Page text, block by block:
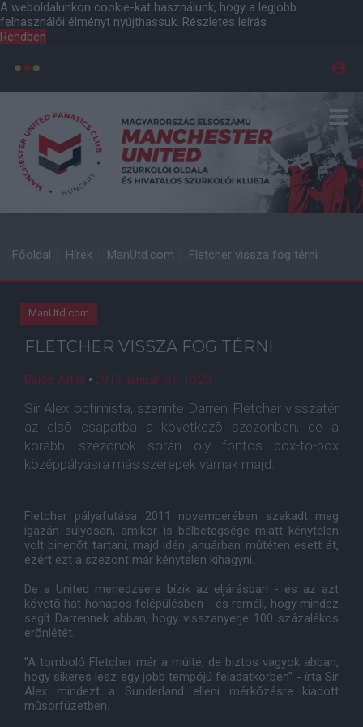
A weboldalunkon cookie-kat használunk, hogy a legjobb
felhasználói élményt nyújthassuk. Részletes leírás
Rendben
Főoldal Hírek ManUtd.com Fletcher vissza fog térni
ManUtd.com
FLETCHER VISSZA FOG TÉRNI
Balog Attila • 2013. január. 31. 10:20
Sir Alex optimista, szerinte Darren Fletcher visszatér
az elsõ csapatba a következõ szezonban, de a
korábbi szezonok során oly fontos box-to-box
középpályásra más szerepek várnak majd.
Fletcher pályafutása 2011 novemberében szakadt meg
igazán súlyosan, amikor is bélbetegsége miatt kénytelen
volt pihenõt tartani, majd idén januárban mûtéten esett át,
ezért ezt a szezont már kénytelen kihagyni.
De a United menedzsere bízik az eljárásban - és az azt
követõ hat hónapos felépülésben - és reméli, hogy mindez
segít Darrennek abban, hogy visszanyerje 100 százalékos
erõnlétét.
"A tomboló Fletcher már a múlté, de biztos vagyok abban,
hogy sikeres lesz egy jobb tempójú feladatkörben" - írta Sir
Alex mindezt a Sunderland elleni mérkõzésre kiadott
mûsorfüzetben.